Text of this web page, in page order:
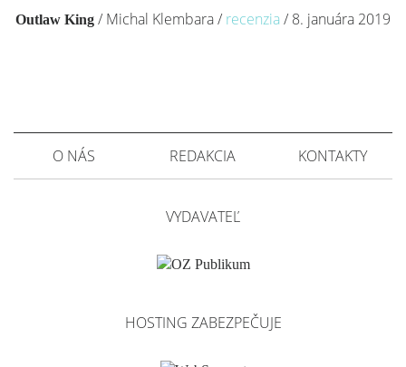
Outlaw King / Michal Klembara/ recenzia / 8. januára 2019
O NÁS REDAKCIA KONTAKTY
VYDAVATEĽ
HOSTING ZABEZPEČUJE